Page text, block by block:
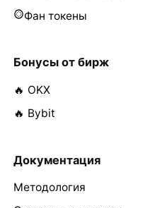
Фан токены
Бонусы от бирж
🔥 OKX
🔥 Bybit
Документация
Методология